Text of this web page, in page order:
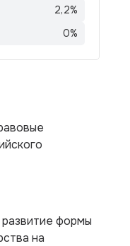
2,2%
0%
развитие формы
на